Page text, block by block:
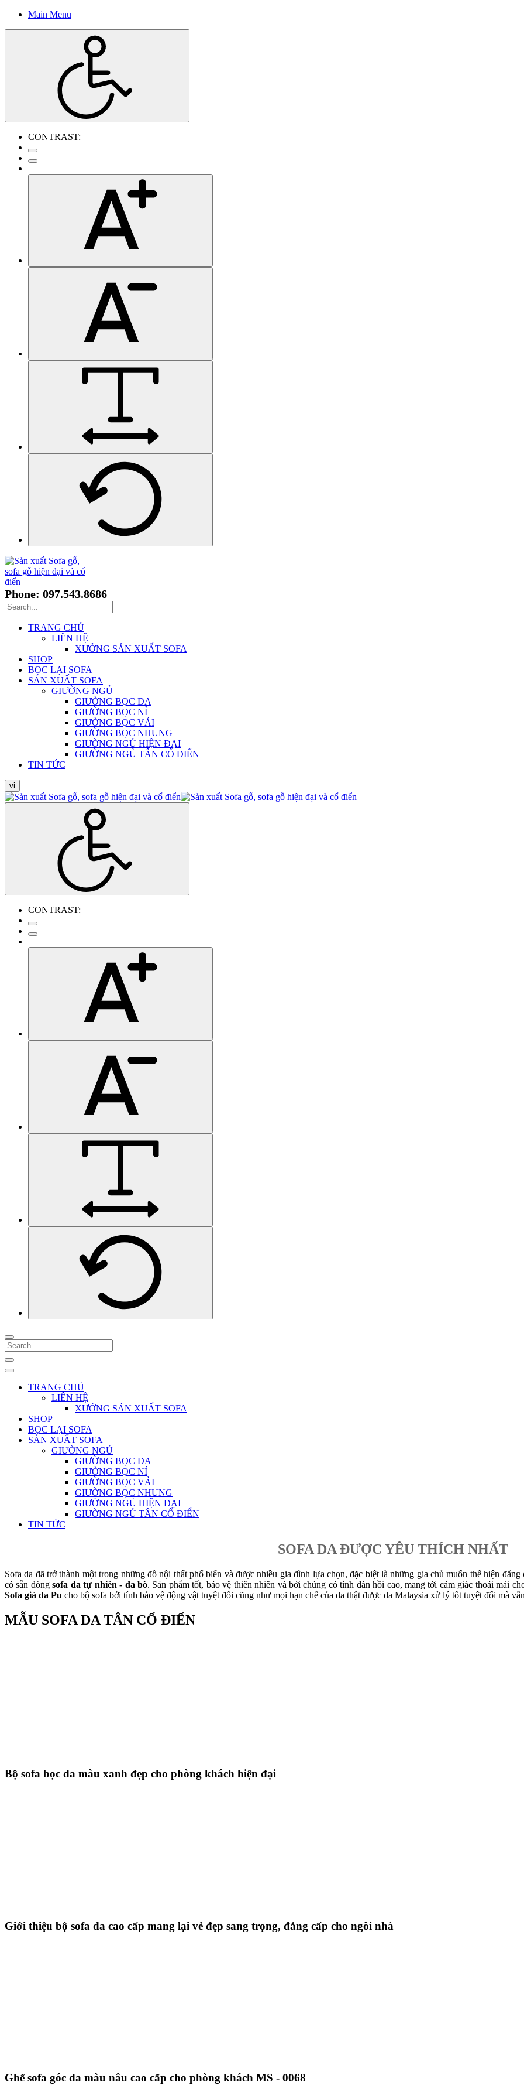
Main Menu
CONTRAST:
Phone: 097.543.8686
TRANG CHỦ
LIÊN HỆ
XƯỞNG SẢN XUẤT SOFA
SHOP
BỌC LẠI SOFA
SẢN XUẤT SOFA
GIƯỜNG NGỦ
GIƯỜNG BỌC DA
GIƯỜNG BỌC NỈ
GIƯỜNG BỌC VẢI
GIƯỜNG BỌC NHUNG
GIƯỜNG NGỦ HIỆN ĐẠI
GIƯỜNG NGỦ TÂN CỔ ĐIỂN
TIN TỨC
vi
CONTRAST:
TRANG CHỦ
LIÊN HỆ
XƯỞNG SẢN XUẤT SOFA
SHOP
BỌC LẠI SOFA
SẢN XUẤT SOFA
GIƯỜNG NGỦ
GIƯỜNG BỌC DA
GIƯỜNG BỌC NỈ
GIƯỜNG BỌC VẢI
GIƯỜNG BỌC NHUNG
GIƯỜNG NGỦ HIỆN ĐẠI
GIƯỜNG NGỦ TÂN CỔ ĐIỂN
TIN TỨC
SOFA DA ĐƯỢC YÊU THÍCH NHẤT
Sofa da đã trở thành một trong những đồ nội thất phổ biến và được nhiều gia đình lựa chọn, đặc biệt là những gia chủ muốn thể hiện
có sẵn dòngsofa da tự nhiên - da bò. Sản phẩm tốt, bảo vệ thiên nhiên và bởi chúng có tính đàn hồi cao, mang tới cảm giác thoải mái
Sofa giả da Pu cho bộ sofa bởi tính bảo vệ động vật tuyệt đối cũng như mọi hạn chế của da thật được da Malaysia xử lý tốt tuyệt đối mà
MẪU SOFA DA TÂN CỔ ĐIỂN
Bộ sofa bọc da màu xanh đẹp cho phòng khách hiện đại
Giới thiệu bộ sofa da cao cấp mang lại vẻ đẹp sang trọng, đẳng cấp cho ngôi nhà
Ghế sofa góc da màu nâu cao cấp cho phòng khách MS - 0068